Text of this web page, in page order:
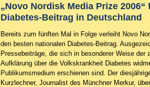
„Novo Nordisk Media Prize
Diabetes-Beitrag in Deutschland
Bereits zum fünften Mal in Folge verleiht Novo
den besten nationalen Diabetes-Beitrag.
Pressebeiträge, die sich in besonderer Weise der
Aufklärung über die Volkskrankheit Diabetes
Publikumsmedium erschienen sind. Der
Kurzlechner, Journalist des Münchner Merkur,